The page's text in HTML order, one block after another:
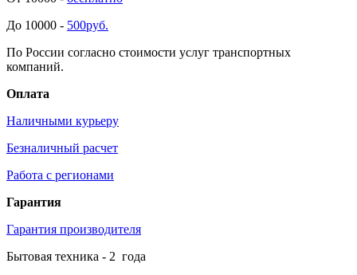
До 10000 - 500руб.
По России согласно стоимости услуг транспортных
компаний.
Оплата
Наличными курьеру
Безналичный расчет
Работа с регионами
Гарантия
Гарантия производителя
Бытовая техника - 2 года